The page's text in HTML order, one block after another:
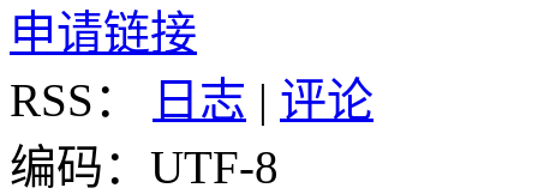
申请链接
RSS：
日志 | 评论
编码：UTF-8